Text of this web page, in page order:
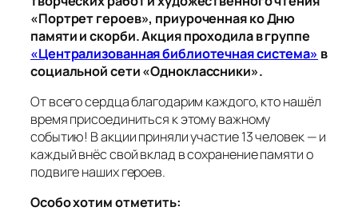
«Портрет героев», приуроченная ко Дню
памяти и скорби. Акция проходила в группе
«Централизованная библиотечная система» в
социальной сети «Одноклассники».
От всего сердца благодарим каждого, кто нашёл
время присоединиться к этому важному
событию! В акции приняли участие 13 человек — и
каждый внёс свой вклад в сохранение памяти о
подвиге наших героев.
Особо хотим отметить: